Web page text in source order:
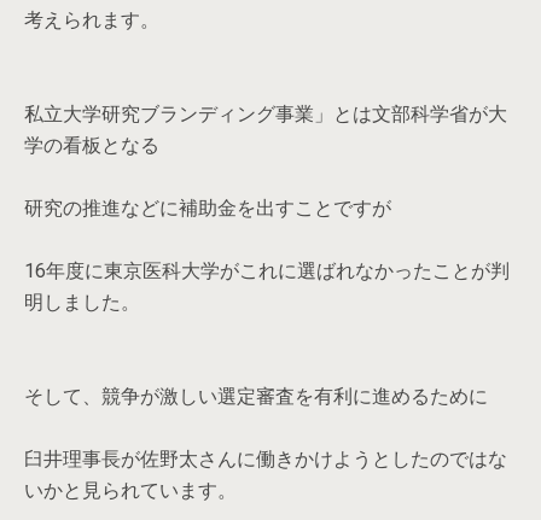
考えられます。
私立大学研究ブランディング事業」とは文部科学省が大
学の看板となる
研究の推進などに補助金を出すことですが
16年度に東京医科大学がこれに選ばれなかったことが判
明しました。
そして、競争が激しい選定審査を有利に進めるために
臼井理事長が佐野太さんに働きかけようとしたのではな
いかと見られています。